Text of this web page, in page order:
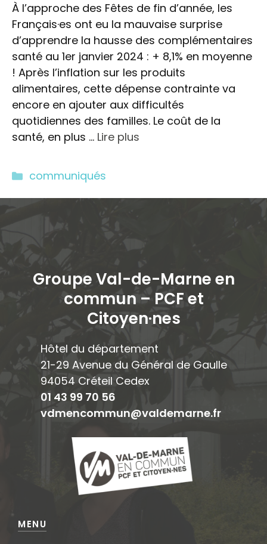
À l’approche des Fêtes de fin d’année, les
Français·es ont eu la mauvaise surprise
d’apprendre la hausse des complémentaires
santé au 1er janvier 2024 : + 8,1% en moyenne
! Après l’inflation sur les produits
alimentaires, cette dépense contrainte va
encore en ajouter aux difficultés
quotidiennes des familles. Le coût de la
santé, en plus … Lire plus
Catégories
communiqués
Groupe Val-de-Marne en
commun – PCF et
Citoyen·nes
Hôtel du département
21-29 Avenue du Général de Gaulle
94054 Créteil Cedex
01 43 99 70 56
vdmencommun@valdemarne.fr
MENU